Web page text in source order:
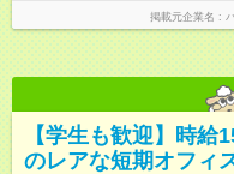
掲載元企業名
【学生も歓迎】時給
のレアな短期オフィ